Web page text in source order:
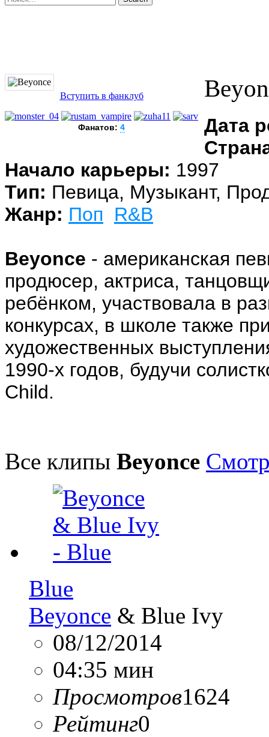
Вступить в фанклуб
Фанатов: 4
Дата
Начало карьеры: 1997
Тип: Певица, Музыкант,
Жанр: Поп R&B
Beyonce - американская
продюсер, актриса,
ребёнком, участвовала в
конкурсах, в школе также
художественных
1990-х годов, будучи
Child.
Все клипы Beyonce
Blue
Beyonce & Blue Ivy
08/12/2014
04:35 мин
Просмотров1624
Рейтинг0